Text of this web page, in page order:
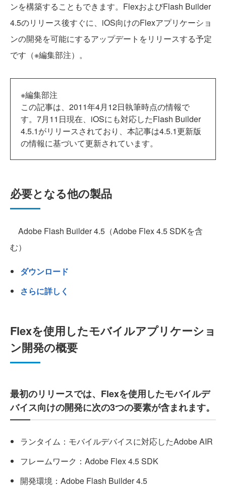
ンを構築することもできます。FlexおよびFlash Builder
4.5のリリース後すぐに、iOS向けのFlexアプリケーショ
ンの開発を可能にするアップデートをリリースする予定
です（※編集部注）。
※編集部注
この記事は、2011年4月12日執筆時点の情報で
す。7月11日現在、iOSにも対応したFlash Builder
4.5.1がリリースされており、本記事は4.5.1更新版
の情報に基づいて更新されています。
必要となる他の製品
Adobe Flash Builder 4.5（Adobe Flex 4.5 SDKを含
む）
ダウンロード
さらに詳しく
Flexを使用したモバイルアプリケーショ
ン開発の概要
最初のリリースでは、Flexを使用したモバイルデ
バイス向けの開発に次の3つの要素が含まれます。
ランタイム：モバイルデバイスに対応したAdobe AIR
フレームワーク：Adobe Flex 4.5 SDK
開発環境：Adobe Flash Builder 4.5